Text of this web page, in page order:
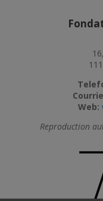
Web:
Reproduction